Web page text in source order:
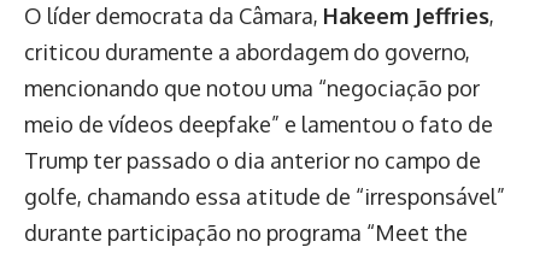
O líder democrata da Câmara, Hakeem Jeffries,
criticou duramente a abordagem do governo,
mencionando que notou uma “negociação por
meio de vídeos deepfake” e lamentou o fato de
Trump ter passado o dia anterior no campo de
golfe, chamando essa atitude de “irresponsável”
durante participação no programa “Meet the